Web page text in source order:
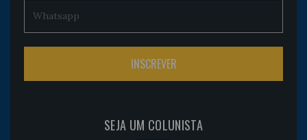
SEJA UM COLUNISTA